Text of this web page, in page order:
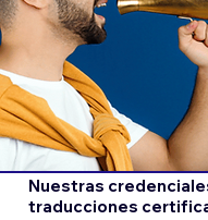
Nuestras
traducciones